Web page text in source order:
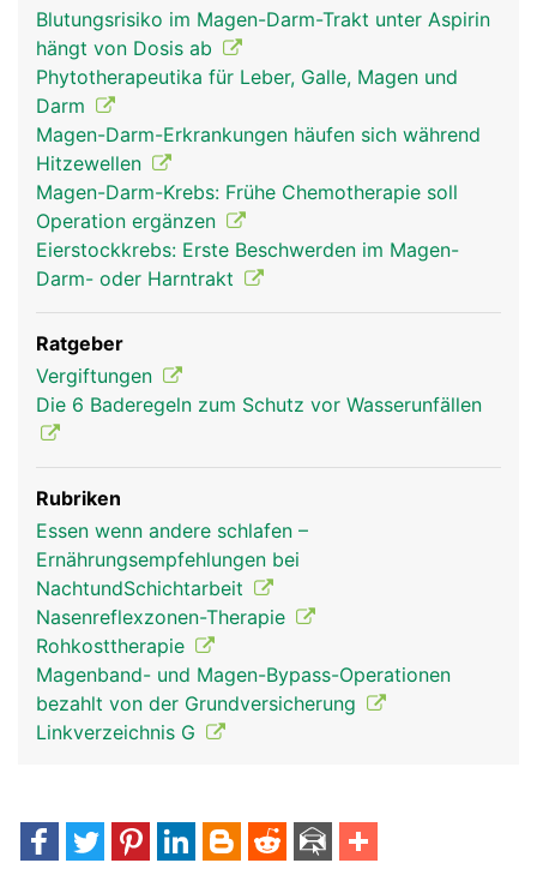
Kopf Links Mann
Blutungsrisiko im Magen-Darm-Trakt unter Aspirin
hängt von Dosis ab
Phytotherapeutika für Leber, Galle, Magen und
Darm
Magen-Darm-Erkrankungen häufen sich während
Hitzewellen
Magen-Darm-Krebs: Frühe Chemotherapie soll
Operation ergänzen
Eierstockkrebs: Erste Beschwerden im Magen-
Darm- oder Harntrakt
Ratgeber
Vergiftungen
Die 6 Baderegeln zum Schutz vor Wasserunfällen
Rubriken
Essen wenn andere schlafen –
Ernährungsempfehlungen bei
NachtundSchichtarbeit
Nasenreflexzonen-Therapie
Rohkosttherapie
Magenband- und Magen-Bypass-Operationen
bezahlt von der Grundversicherung
Linkverzeichnis G